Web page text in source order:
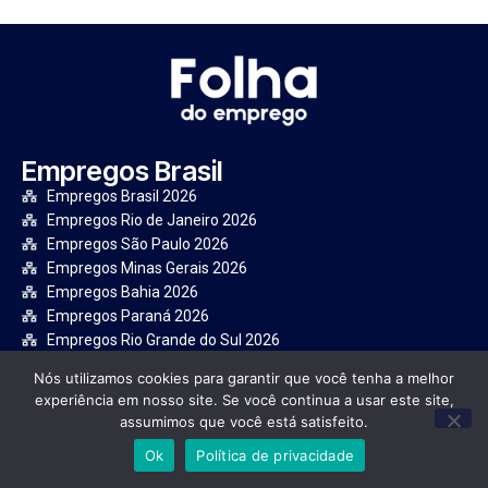
Empregos Brasil
Empregos Brasil 2026
Empregos Rio de Janeiro 2026
Empregos São Paulo 2026
Empregos Minas Gerais 2026
Empregos Bahia 2026
Empregos Paraná 2026
Empregos Rio Grande do Sul 2026
Institucional
Quem Somos
Política Privacidade
Nós utilizamos cookies para garantir que você tenha a melhor
experiência em nosso site. Se você continua a usar este site,
assumimos que você está satisfeito.
Ok
Política de privacidade